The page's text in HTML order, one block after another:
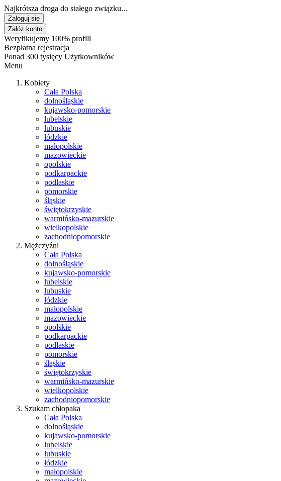
Najkrótsza droga do stałego związku...
Zaloguj się
Załóż konto
Weryfikujemy 100% profili
Bezpłatna rejestracja
Ponad 300 tysięcy Użytkowników
Menu
Kobiety
Cała Polska
dolnośląskie
kujawsko-pomorskie
lubelskie
lubuskie
łódzkie
małopolskie
mazowieckie
opolskie
podkarpackie
podlaskie
pomorskie
śląskie
świętokrzyskie
warmińsko-mazurskie
wielkopolskie
zachodniopomorskie
Mężczyźni
Cała Polska
dolnośląskie
kujawsko-pomorskie
lubelskie
lubuskie
łódzkie
małopolskie
mazowieckie
opolskie
podkarpackie
podlaskie
pomorskie
śląskie
świętokrzyskie
warmińsko-mazurskie
wielkopolskie
zachodniopomorskie
Szukam chłopaka
Cała Polska
dolnośląskie
kujawsko-pomorskie
lubelskie
lubuskie
łódzkie
małopolskie